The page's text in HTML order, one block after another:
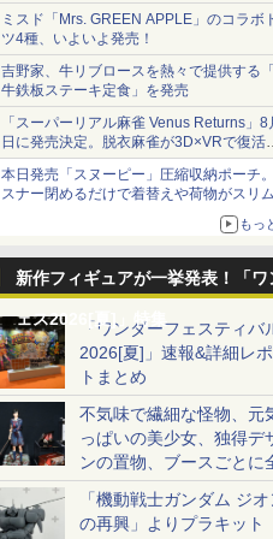
ミスド「Mrs. GREEN APPLE」のコラボ
ツ4種、いよいよ発売！
吉野家、牛リブロースを熱々で提供する
牛鉄板ステーキ定食」を発売
「スーパーリアル麻雀 Venus Returns」8
日に発売決定。脱衣麻雀が3D×VRで復活
発売から2週間は20%オフになるセール
本日発売「スヌーピー」圧縮収納ポーチ
スナー閉めるだけで着替えや荷物がスリ
もっ
新作フィギュアが一挙発表！「ワ
ェス2026[夏]」特集「ワンダーフェスティバ
2026[夏]」速報&詳細レ
トまとめ
不気味で繊細な怪物、元
っぱいの美少女、独得デ
ンの置物、ブースごとに
異なる世界が広がる一般
ーラーフォトレポート
「機動戦士ガンダム ジオ
の再興」よりプラキット